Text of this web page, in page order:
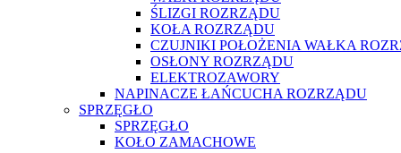
ŚLIZGI ROZRZĄDU
KOŁA ROZRZĄDU
CZUJNIKI POŁOŻENIA WAŁKA
OSŁONY ROZRZĄDU
ELEKTROZAWORY
NAPINACZE ŁAŃCUCHA ROZRZĄDU
SPRZĘGŁO
SPRZĘGŁO
KOŁO ZAMACHOWE